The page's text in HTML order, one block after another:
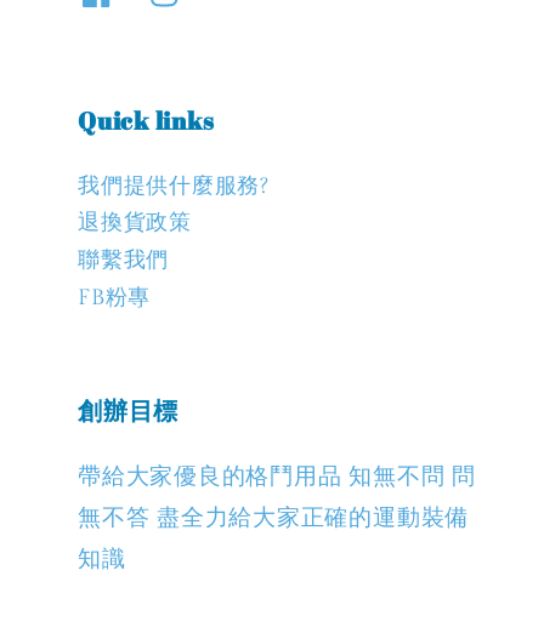
Quick links
我們提供什麼服務?
退換貨政策
聯繫我們
FB粉專
創辦目標
帶給大家優良的格鬥用品 知無不問 問
無不答 盡全力給大家正確的運動裝備
知識